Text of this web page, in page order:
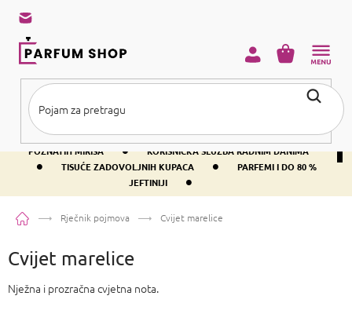
sadržaj
BESPLATNA DOSTAVA IZNAD PRIBLIŽNO 37 € •
400+ SVJETSKI
POZNATIH MIRISA
• KORISNIČKA SLUŽBA RADNIM DANIMA
• TISUĆE ZADOVOLJNIH KUPACA •
PARFEMI I DO 80 %
JEFTINIJI
•
KOŠARICA
PočetnaRječnik pojmova Cvijet marelice
Cvijet marelice
Nježna i prozračna cvjetna nota.